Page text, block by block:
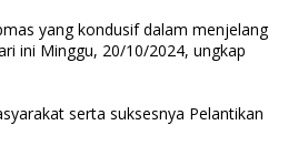
yang kondusif dalam menjelang
ini Minggu, 20/10/2024, ungkap
serta suksesnya Pelantikan